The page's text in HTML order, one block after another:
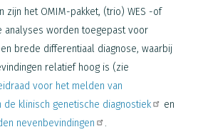
zijn het OMIM-pakket, (trio) WES -of
analyses worden toegepast voor
brede differentiaal diagnose, waarbij
relatief hoog is (zie
voor het melden van
de klinisch genetische diagnostiek
en
nevenbevindingen
.